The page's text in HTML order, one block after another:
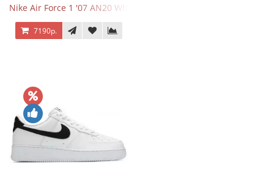
Nike Air Force 1 '07 AN20 White Black
7190р.